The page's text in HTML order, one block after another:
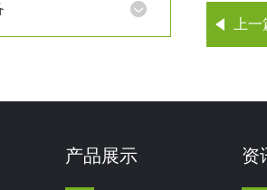
上
产品展示 资